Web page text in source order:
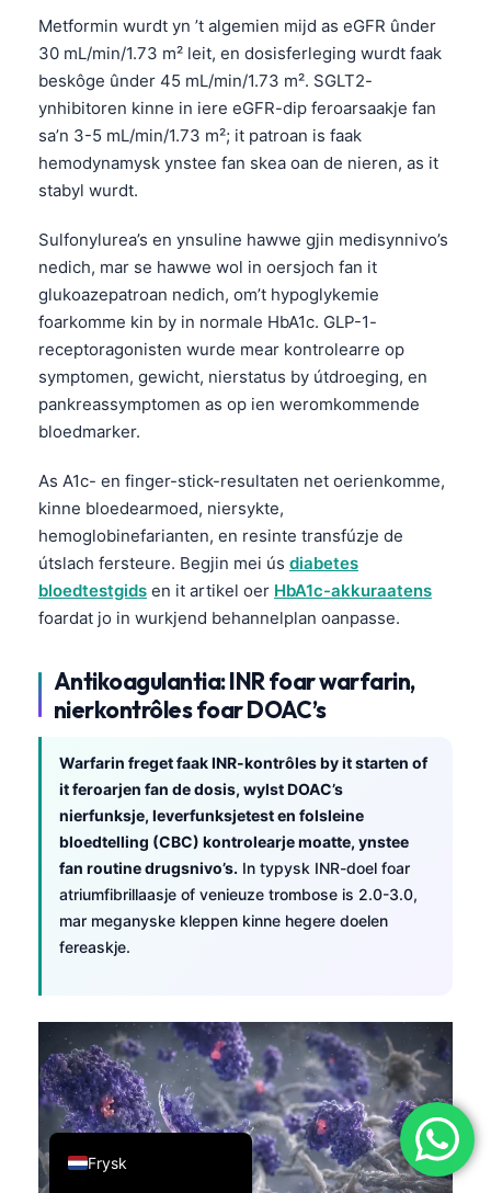
Metformin wurdt yn ’t algemien mijd as eGFR ûnder
30 mL/min/1.73 m² leit, en dosisferleging wurdt faak
beskôge ûnder 45 mL/min/1.73 m². SGLT2-
ynhibitoren kinne in iere eGFR-dip feroarsaakje fan
sa’n 3-5 mL/min/1.73 m²; it patroan is faak
hemodynamysk ynstee fan skea oan de nieren, as it
stabyl wurdt.
Sulfonylurea’s en ynsuline hawwe gjin medisynnivo’s
nedich, mar se hawwe wol in oersjoch fan it
glukoazepatroan nedich, om’t hypoglykemie
foarkomme kin by in normale HbA1c. GLP-1-
receptoragonisten wurde mear kontrolearre op
symptomen, gewicht, nierstatus by útdroeging, en
pankreassymptomen as op ien weromkommende
bloedmarker.
As A1c- en finger-stick-resultaten net oerienkomme,
kinne bloedearmoed, niersykte,
hemoglobinefarianten, en resinte transfúzje de
útslach fersteure. Begjin mei ús diabetes
bloedtestgids en it artikel oer HbA1c-akkuraatens
foardat jo in wurkjend behannelplan oanpasse.
Antikoagulantia: INR foar warfarin,
nierkontrôles foar DOAC’s
Warfarin freget faak INR-kontrôles by it starten of
it feroarjen fan de dosis, wylst DOAC’s
nierfunksje, leverfunksjetest en folsleine
bloedtelling (CBC) kontrolearje moatte, ynstee
fan routine drugsnivo’s. In typysk INR-doel foar
atriumfibrillaasje of venieuze trombose is 2.0-3.0,
mar meganyske kleppen kinne hegere doelen
fereaskje.
Frysk
English
Deutsch
العربية
Français
Italiano
Português
Ελληνικά
Türkçe
Română
فارسی
Dansk
Nederlands
हिन्दी
Bahasa Indonesia
Հայերեն
Íslenska
Српски језик
Bosanski
Azərbaycan dili
Čeština
ქართული
Русский
Lietuvių kalba